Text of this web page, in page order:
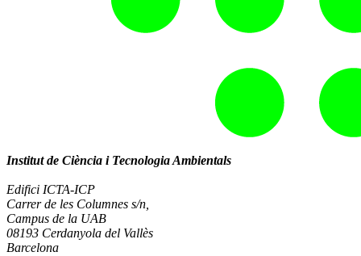
Institut de Ciència i Tecnologia Ambientals
Edifici ICTA-ICP
Carrer de les Columnes s/n,
Campus de la UAB
08193 Cerdanyola del Vallès
Barcelona